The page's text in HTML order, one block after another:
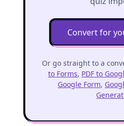
Convert for
Or go straight to a
to Forms, PDF to
Google Form,